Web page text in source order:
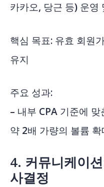
카카오, 당근 등) 운영
핵심 목표: 유효 회원
유지
주요 성과:
– 내부 CPA 기준에
약 2배 가량의 볼륨 확
4. 커뮤니케이
사결정